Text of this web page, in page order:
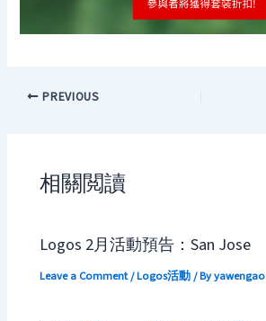
PREVIOUS
相關閲讀
Logos 2月活動預告：San Jose
Leave a Comment/Logos活動/ Byyawengao